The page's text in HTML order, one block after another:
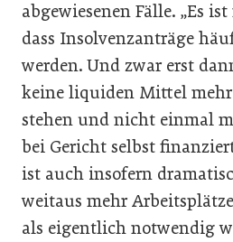
abgewiesenen Fälle. „Es
dass Insolvenzanträge
werden. Und zwar erst
keine liquiden Mittel
stehen und nicht einmal
bei Gericht selbst
ist auch insofern
weitaus mehr
als eigentlich notwendig